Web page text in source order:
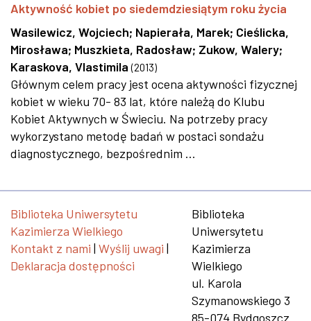
Aktywność kobiet po siedemdziesiątym roku życia
Wasilewicz, Wojciech; Napierała, Marek; Cieślicka,
Mirosława; Muszkieta, Radosław; Zukow, Walery;
Karaskova, Vlastimila (2013)
Głównym celem pracy jest ocena aktywności fizycznej
kobiet w wieku 70- 83 lat, które należą do Klubu
Kobiet Aktywnych w Świeciu. Na potrzeby pracy
wykorzystano metodę badań w postaci sondażu
diagnostycznego, bezpośrednim ...
Biblioteka Uniwersytetu
Kazimierza Wielkiego
Kontakt z nami | Wyślij uwagi |
Deklaracja dostępności
Biblioteka
Uniwersytetu
Kazimierza
Wielkiego
ul. Karola
Szymanowskiego 3
85-074 Bydgoszcz